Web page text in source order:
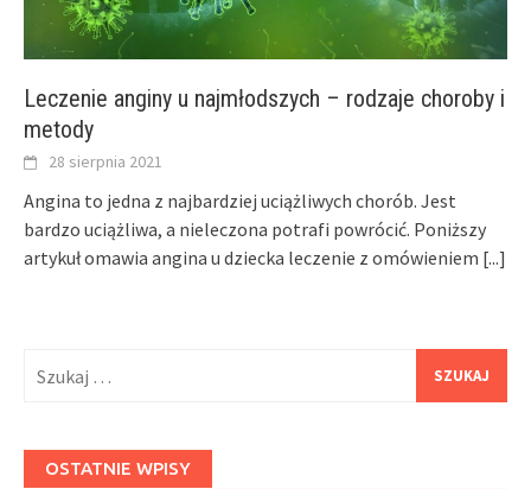
Leczenie anginy u najmłodszych – rodzaje choroby i
metody
28 sierpnia 2021
Angina to jedna z najbardziej uciążliwych chorób. Jest
bardzo uciążliwa, a nieleczona potrafi powrócić. Poniższy
artykuł omawia angina u dziecka leczenie z omówieniem [...]
OSTATNIE WPISY